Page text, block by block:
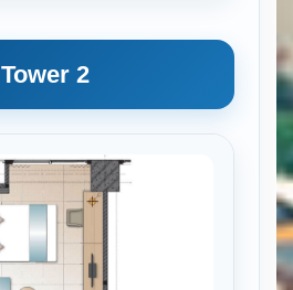
Tower 2